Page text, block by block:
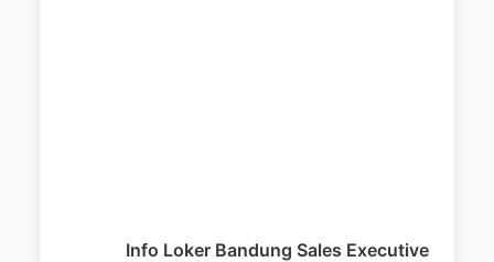
Info Loker Bandung Sales Executive